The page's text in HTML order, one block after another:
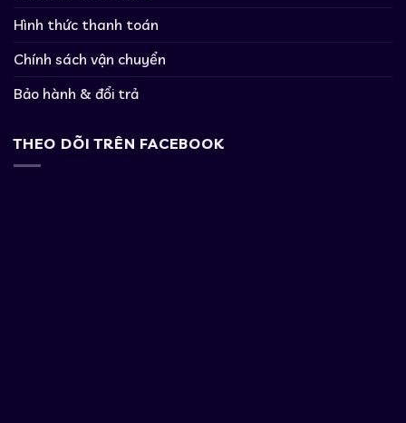
Hình thức thanh toán
Chính sách vận chuyển
Bảo hành & đổi trả
THEO DÕI TRÊN FACEBOOK